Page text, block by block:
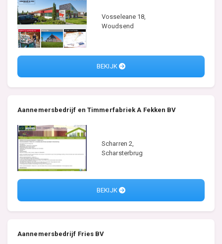
Vosseleane 18,
Woudsend
BEKIJK
Aannemersbedrijf en Timmerfabriek A Fekken BV
Scharren 2,
Scharsterbrug
BEKIJK
Aannemersbedrijf Fries BV